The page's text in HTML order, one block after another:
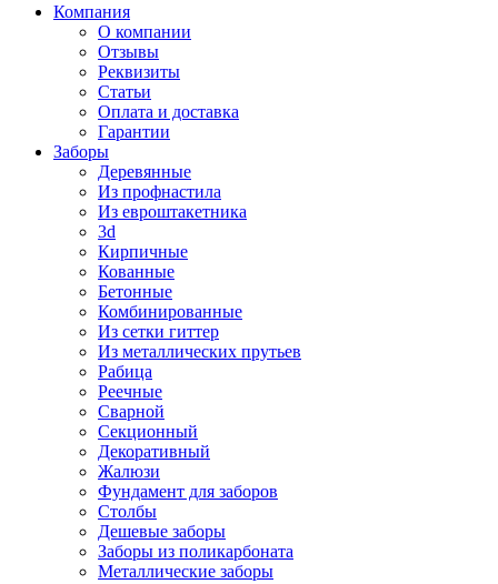
Компания
О компании
Отзывы
Реквизиты
Статьи
Оплата и доставка
Гарантии
Заборы
Деревянные
Из профнастила
Из евроштакетника
3d
Кирпичные
Кованные
Бетонные
Комбинированные
Из сетки гиттер
Из металлических прутьев
Рабица
Реечные
Сварной
Секционный
Декоративный
Жалюзи
Фундамент для заборов
Столбы
Дешевые заборы
Заборы из поликарбоната
Металлические заборы